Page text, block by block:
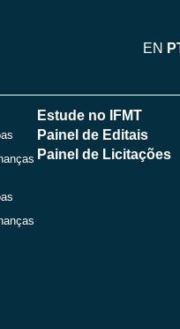
EN
Estude no IFMT
Painel de Editais
Painel de Licitações